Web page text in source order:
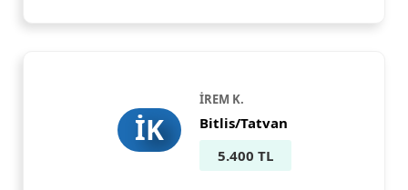
İK
İREM K.
Bitlis/Tatvan
5.400 TL